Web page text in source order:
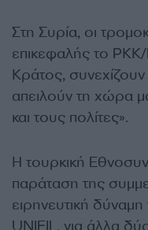
Στη Συρία, οι
επικεφαλής το PKK/
Κράτος, συνεχίζουν
απειλούν τη χώρα
και τους πολίτες».
Η τουρκική
παράταση της
ειρηνευτική
UNIFIL, για άλλα